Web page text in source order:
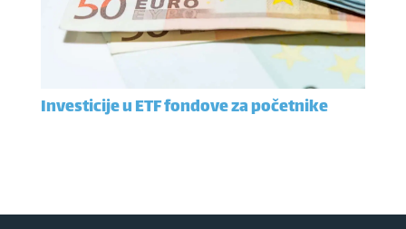
Investicije u ETF fondove za početnike